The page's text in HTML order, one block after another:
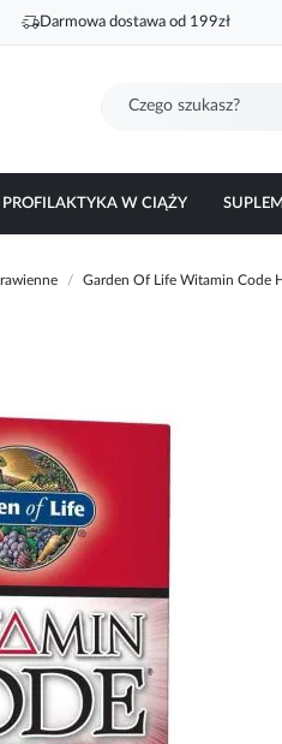
Darmowa dostawa od 199zł
PROFILAKTYKA W CIĄŻY
Garden Of Life Witamin Code